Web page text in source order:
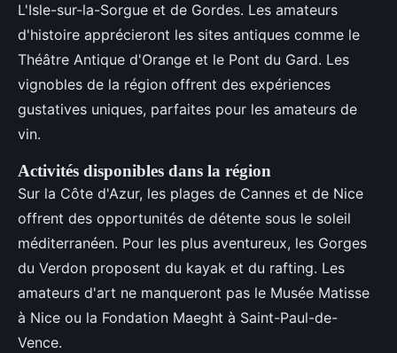
L'Isle-sur-la-Sorgue et de Gordes. Les amateurs
d'histoire apprécieront les sites antiques comme le
Théâtre Antique d'Orange et le Pont du Gard. Les
vignobles de la région offrent des expériences
gustatives uniques, parfaites pour les amateurs de
vin.
Activités disponibles dans la région
Sur la Côte d'Azur, les plages de Cannes et de Nice
offrent des opportunités de détente sous le soleil
méditerranéen. Pour les plus aventureux, les Gorges
du Verdon proposent du kayak et du rafting. Les
amateurs d'art ne manqueront pas le Musée Matisse
à Nice ou la Fondation Maeght à Saint-Paul-de-
Vence.